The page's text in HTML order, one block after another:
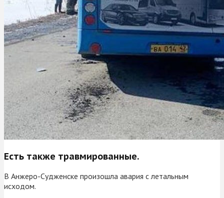
Есть также травмированные.
В Анжеро-Судженске произошла авария с летальным
исходом.